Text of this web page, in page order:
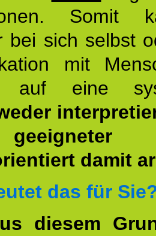
Somit
bei sich selbst
mit
auf eine
damit
das für
diesem